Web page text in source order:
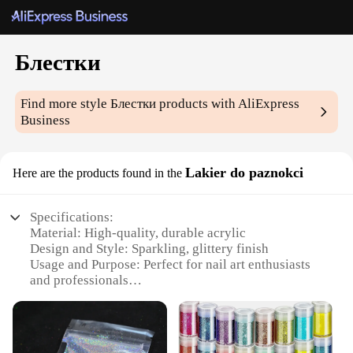
Блестки
Find more styleБлестки products with AliExpress
Business
Here are the products found in the Lakier do paznokci
Specifications:
Material: High-quality, durable acrylic
Design and Style: Sparkling, glittery finish
Usage and Purpose: Perfect for nail art enthusiasts
and professionals
Quantity: Available in sets of various sizes
Type and Category: Nail art glitter, wholesale and